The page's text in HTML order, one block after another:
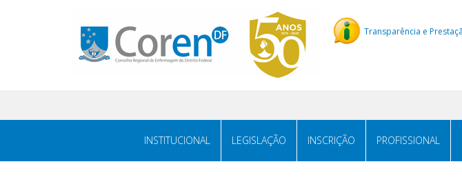
Transparência e
INSTITUCIONAL LEGISLAÇÃO INSCRIÇÃO PROFISSIONAL